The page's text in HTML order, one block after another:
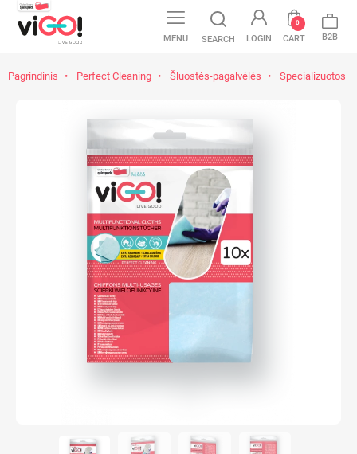
MENU SEARCH LOGIN CART
0
B2B
Pagrindinis Perfect Cleaning Šluostės-pagalvėlės Specializuotos